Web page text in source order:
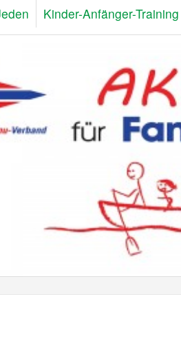
Kinder-Anfänger-Training